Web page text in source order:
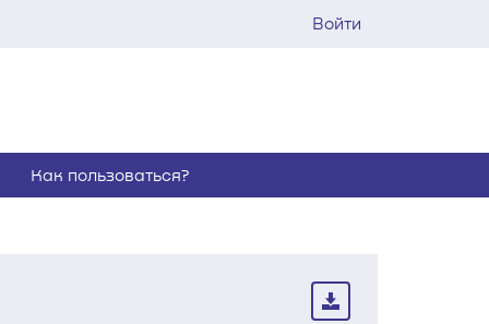
Войти
Как пользоваться?